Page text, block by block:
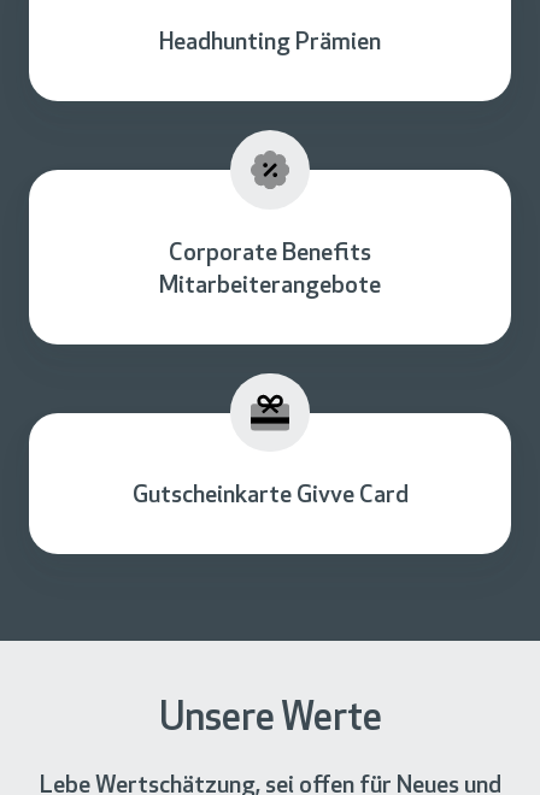
Headhunting Prämien
Corporate Benefits
Mitarbeiterangebote
Gutscheinkarte Givve Card
Unsere Werte
Lebe Wertschätzung, sei offen für Neues und